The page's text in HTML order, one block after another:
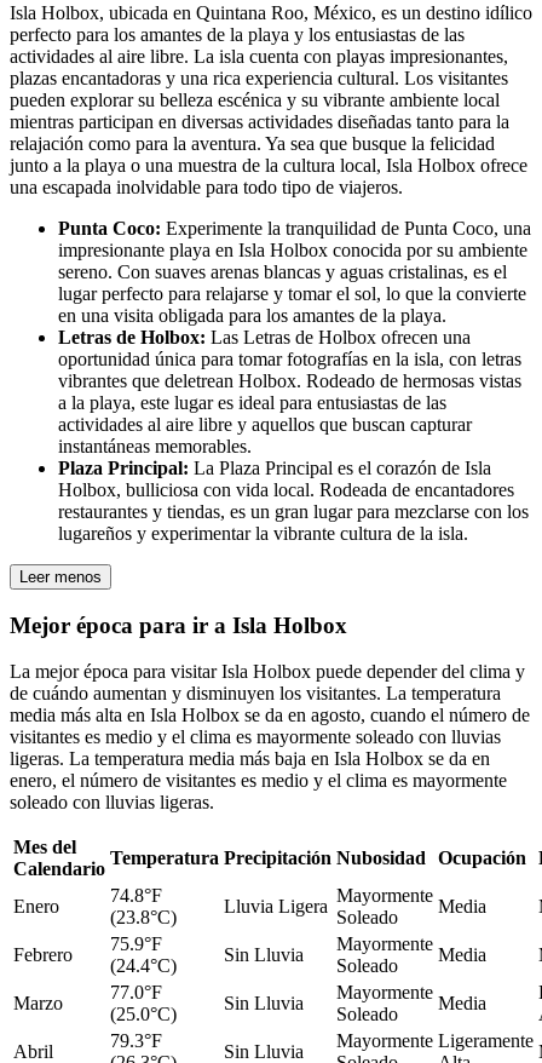
Isla Holbox, ubicada en Quintana Roo, México, es un destino idílico
perfecto para los amantes de la playa y los entusiastas de las
actividades al aire libre. La isla cuenta con playas impresionantes,
plazas encantadoras y una rica experiencia cultural. Los visitantes
pueden explorar su belleza escénica y su vibrante ambiente local
mientras participan en diversas actividades diseñadas tanto para la
relajación como para la aventura. Ya sea que busque la felicidad
junto a la playa o una muestra de la cultura local, Isla Holbox ofrece
una escapada inolvidable para todo tipo de viajeros.
Punta Coco: Experimente la tranquilidad de Punta Coco, una
impresionante playa en Isla Holbox conocida por su ambiente
sereno. Con suaves arenas blancas y aguas cristalinas, es el
lugar perfecto para relajarse y tomar el sol, lo que la convierte
en una visita obligada para los amantes de la playa.
Letras de Holbox: Las Letras de Holbox ofrecen una
oportunidad única para tomar fotografías en la isla, con letras
vibrantes que deletrean Holbox. Rodeado de hermosas vistas
a la playa, este lugar es ideal para entusiastas de las
actividades al aire libre y aquellos que buscan capturar
instantáneas memorables.
Plaza Principal: La Plaza Principal es el corazón de Isla
Holbox, bulliciosa con vida local. Rodeada de encantadores
restaurantes y tiendas, es un gran lugar para mezclarse con los
lugareños y experimentar la vibrante cultura de la isla.
Leer menos
Mejor época para ir a Isla Holbox
La mejor época para visitar Isla Holbox puede depender del clima y
de cuándo aumentan y disminuyen los visitantes. La temperatura
media más alta en Isla Holbox se da en agosto, cuando el número de
visitantes es medio y el clima es mayormente soleado con lluvias
ligeras. La temperatura media más baja en Isla Holbox se da en
enero, el número de visitantes es medio y el clima es mayormente
soleado con lluvias ligeras.
Mes del
Calendario
Temperatura Precipitación Nubosidad Ocupación
Enero
74.8°F
(23.8°C)
Lluvia Ligera
Mayormente
Soleado
Media
Febrero
75.9°F
(24.4°C)
Sin Lluvia
Mayormente
Soleado
Media
Marzo
77.0°F
(25.0°C)
Sin Lluvia
Mayormente
Soleado
Media
Abril
79.3°F
Sin Lluvia
Mayormente Ligeramente